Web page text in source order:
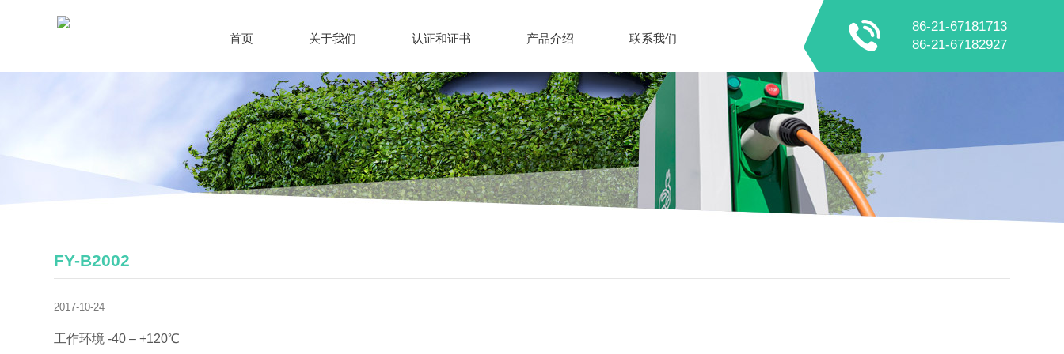
86-21-67181713
86-21-67182927
首页 关于我们 认证和证书 产品介绍 联系我们
FY-B2002
2017-10-24
工作环境 -40 – +120℃